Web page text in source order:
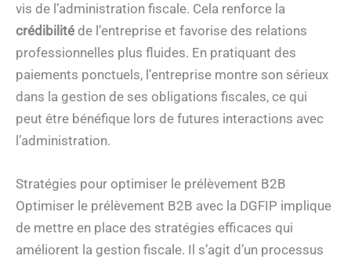
vis de l’administration fiscale. Cela renforce la
crédibilité de l’entreprise et favorise des relations
professionnelles plus fluides. En pratiquant des
paiements ponctuels, l’entreprise montre son sérieux
dans la gestion de ses obligations fiscales, ce qui
peut être bénéfique lors de futures interactions avec
l’administration.
Stratégies pour optimiser le prélèvement B2B
Optimiser le prélèvement B2B avec la DGFIP implique
de mettre en place des stratégies efficaces qui
améliorent la gestion fiscale. Il s’agit d’un processus